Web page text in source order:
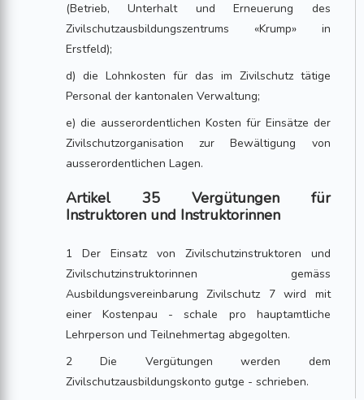
(Betrieb, Unterhalt und Erneuerung des
Zivilschutzausbildungszentrums «Krump» in
Erstfeld);
d) die Lohnkosten für das im Zivilschutz tätige
Personal der kantonalen Verwaltung;
e) die ausserordentlichen Kosten für Einsätze der
Zivilschutzorganisation zur Bewältigung von
ausserordentlichen Lagen.
Artikel 35 Vergütungen für
Instruktoren und Instruktorinnen
1 Der Einsatz von Zivilschutzinstruktoren und
Zivilschutzinstruktorinnen gemäss
Ausbildungsvereinbarung Zivilschutz 7 wird mit
einer Kostenpau - schale pro hauptamtliche
Lehrperson und Teilnehmertag abgegolten.
2 Die Vergütungen werden dem
Zivilschutzausbildungskonto gutge - schrieben.